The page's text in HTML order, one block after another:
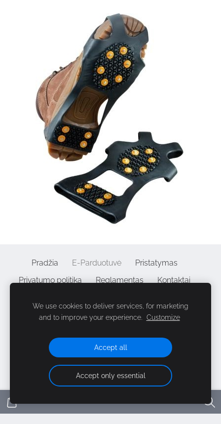
Pradžia E-Parduotuvė
Pristatymas
Privatumo politika
Reglamentas
Kontaktai
©2010 - 2026 | Alpenheat Baltija, SIA "Elia group",
40103920766| A. Caka str 58, Riga, LV-1011 | +371 29 77 33
We use cookies to deliver services, for marketing
and to improve your experience.
Customize
Accept all
Accept only essential